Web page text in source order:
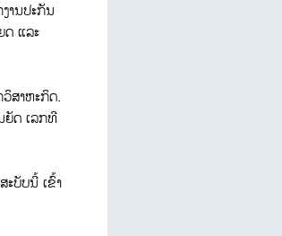
ານປະກັນ
ດ ແລະ
ສາຫະກິດ.
ຍັດ ເລກທີ
ະບັບນີ້ ເຂົ້າ